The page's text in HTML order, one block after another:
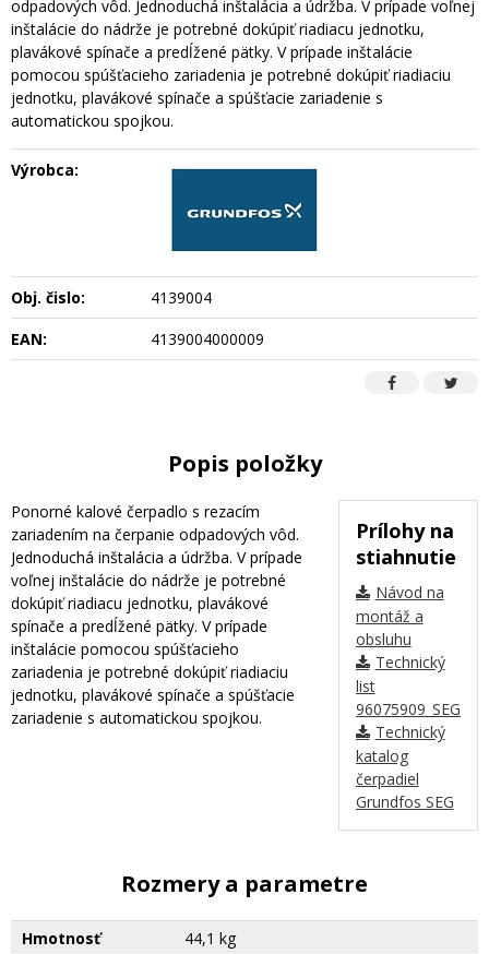
odpadových vôd. Jednoduchá inštalácia a údržba. V prípade voľnej
inštalácie do nádrže je potrebné dokúpiť riadiacu jednotku,
plavákové spínače a predĺžené pätky. V prípade inštalácie
pomocou spúšťacieho zariadenia je potrebné dokúpiť riadiaciu
jednotku, plavákové spínače a spúšťacie zariadenie s
automatickou spojkou.
Výrobca:
Obj. čislo:
4139004
EAN:
4139004000009
Popis položky
Prílohy na
stiahnutie
Návod na
montáž a
obsluhu
Technický
list
Technický
katalog
čerpadiel
Grundfos SEG
Ponorné kalové čerpadlo s rezacím
zariadením na čerpanie odpadových vôd.
Jednoduchá inštalácia a údržba. V prípade
voľnej inštalácie do nádrže je potrebné
dokúpiť riadiacu jednotku, plavákové
spínače a predĺžené pätky. V prípade
inštalácie pomocou spúšťacieho
zariadenia je potrebné dokúpiť riadiaciu
jednotku, plavákové spínače a spúšťacie
zariadenie s automatickou spojkou.
Rozmery a parametre
Hmotnosť
44,1 kg